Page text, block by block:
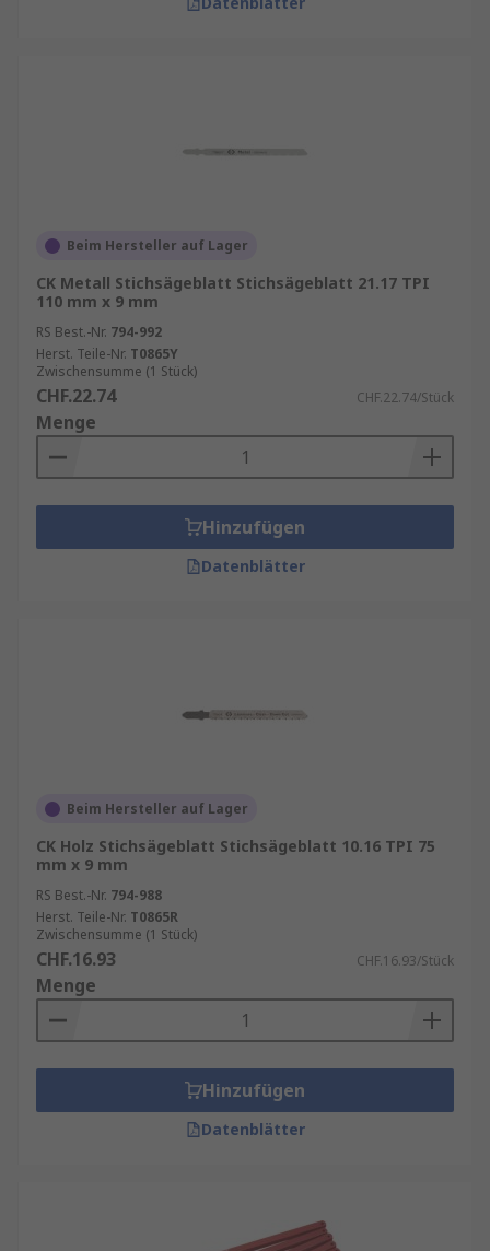
Beim Hersteller auf Lager
CK Metall Stichsägeblatt Stichsägeblatt 21.17 TPI
110 mm x 9 mm
RS Best.-Nr. 794-992
Herst. Teile-Nr. T0865Y
Zwischensumme (1 Stück)
CHF.22.74 CHF.22.74/Stück
Menge
Hinzufügen
Datenblätter
Beim Hersteller auf Lager
CK Holz Stichsägeblatt Stichsägeblatt 10.16 TPI 75
mm x 9 mm
RS Best.-Nr. 794-988
Herst. Teile-Nr. T0865R
Zwischensumme (1 Stück)
CHF.16.93 CHF.16.93/Stück
Menge
Hinzufügen
Datenblätter